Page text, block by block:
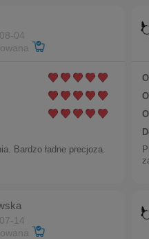
04
Bardzo ładne precjoza.
14